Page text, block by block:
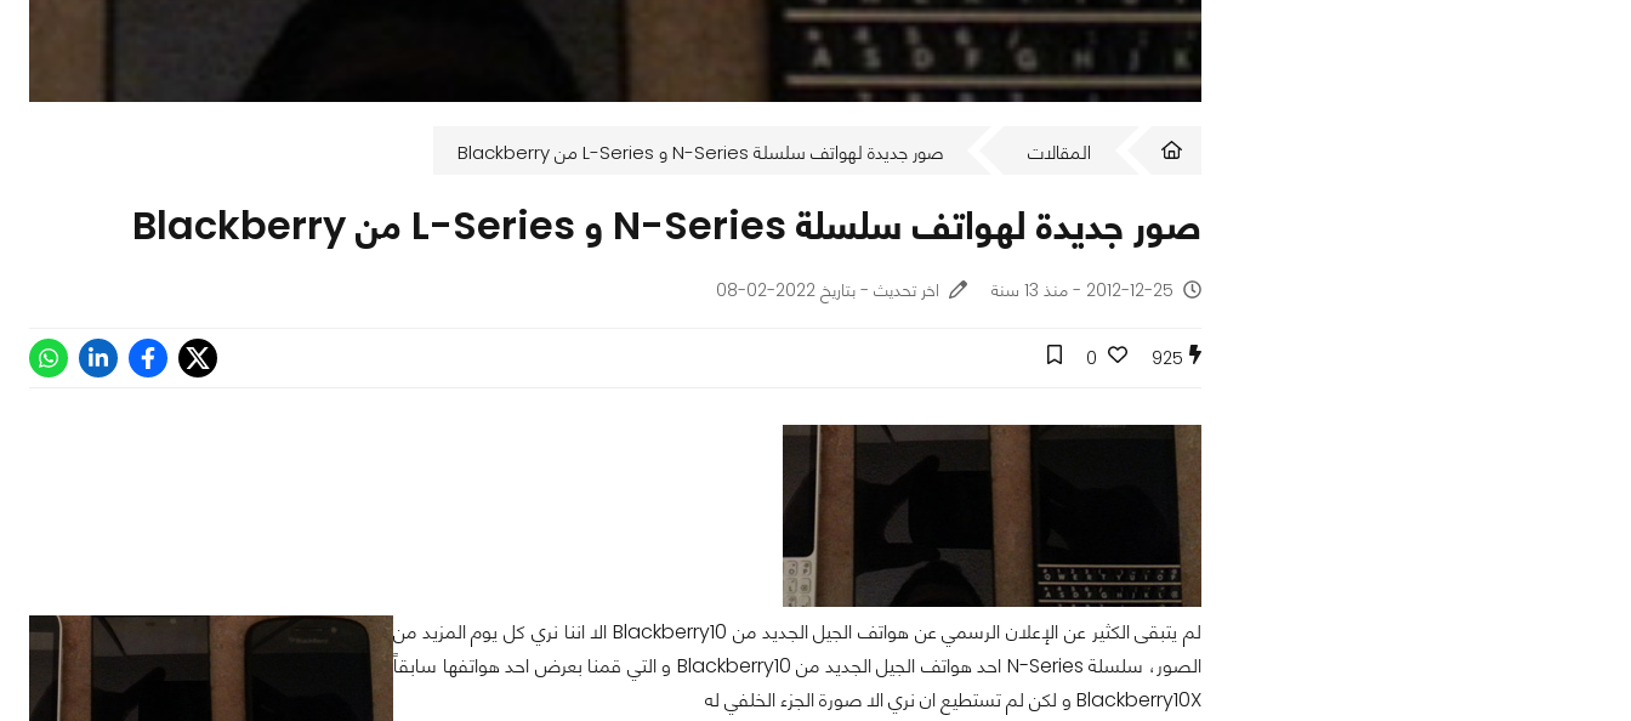
المقالات صور جديدة لهواتف سلسلة N-Series و L-Series من Blackberry
صور جديدة لهواتف سلسلة N-Series و L-Series من Blackberry
2012-12-25 - منذ 13 سنة اخر تحديث - بتاريخ 2022-02-08
925
0
لم يتبقى الكثير عن الإعلان الرسمي عن هواتف الجيل الجديد من Blackberry10 الا اننا نري كل يوم المزيد من
الصور، سلسلة N-Series احد هواتف الجيل الجديد من Blackberry10 و التي قمنا بعرض احد هواتفها سابقاً
Blackberry10X و لكن لم تستطيع ان نري الا صورة الجزء الخلفي له